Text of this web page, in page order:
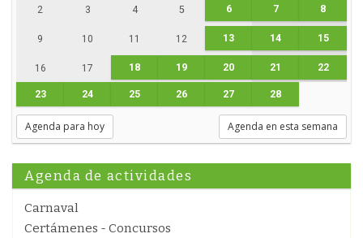
2 3 4 5 6 7 8
9 10 11 12 13 14 15
16 17 18 19 20 21 22
23 24 25 26 27 28
Agenda para hoy Agenda en esta semana
Agenda de actividades
Carnaval
Certámenes - Concursos